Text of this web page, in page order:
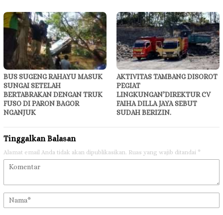
BUS SUGENG RAHAYU MASUK
SUNGAI SETELAH
BERTABRAKAN DENGAN TRUK
FUSO DI PARON BAGOR
NGANJUK
AKTIVITAS TAMBANG DISOROT
PEGIAT
LINGKUNGAN’DIREKTUR CV
FAIHA DILLA JAYA SEBUT
SUDAH BERIZIN.
Tinggalkan Balasan
Alamat email Anda tidak akan dipublikasikan. Ruas yang wajib ditandai *